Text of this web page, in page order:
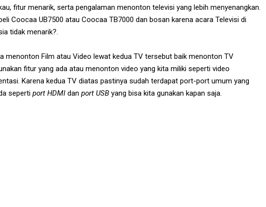
fitur menarik, serta pengalaman menonton televisi yang lebih menyenangkan.
Coocaa UB7500 atau Coocaa TB7000 dan bosan karena acara Televisi di
tidak menarik?.
menonton Film atau Video lewat kedua TV tersebut baik menonton TV
fitur yang ada atau menonton video yang kita miliki seperti video
Karena kedua TV diatas pastinya sudah terdapat port-port umum yang
seperti port HDMI dan port USB yang bisa kita gunakan kapan saja.